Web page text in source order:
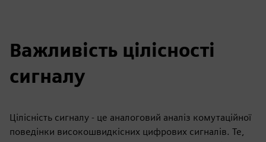
Важливість цілісності
сигналу
Цілісність сигналу - це аналоговий аналіз комутаційної
поведінки високошвидкісних цифрових сигналів. Те,